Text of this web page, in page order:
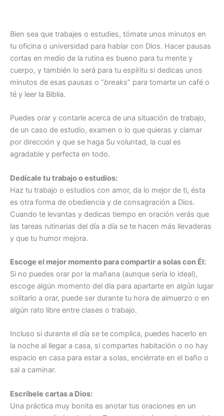
Bien sea que trabajes o estudies, tómate unos minutos en
tu oficina o universidad para hablar con Dios. Hacer pausas
cortas en medio de la rutina es bueno para tu mente y
cuerpo, y también lo será para tu espíritu si dedicas unos
minutos de esas pausas o “breaks” para tomarte un café o
té y leer la Biblia.
Puedes orar y contarle acerca de una situación de trabajo,
de un caso de estudio, examen o lo que quieras y clamar
por dirección y que se haga Su voluntad, la cual es
agradable y perfecta en todo.
Dedícale tu trabajo o estudios:
Haz tu trabajo o estudios con amor, da lo mejor de ti, ésta
es otra forma de obediencia y de consagración a Dios.
Cuando te levantas y dedicas tiempo en oración verás que
las tareas rutinarias del día a día se te hacen más llevaderas
y que tu humor mejora.
Escoge el mejor momento para compartir a solas con Él:
Si no puedes orar por la mañana (aunque sería lo ideal),
escoge algún momento del día para apartarte en algún lugar
solitario a orar, puede ser durante tu hora de almuerzo o en
algún rato libre entre clases o trabajo.
Incluso si durante el día se te complica, puedes hacerlo en
la noche al llegar a casa, si compartes habitación o no hay
espacio en casa para estar a solas, enciérrate en el baño o
sal a caminar.
Escríbele cartas a Dios:
Una práctica muy bonita es anotar tus oraciones en un